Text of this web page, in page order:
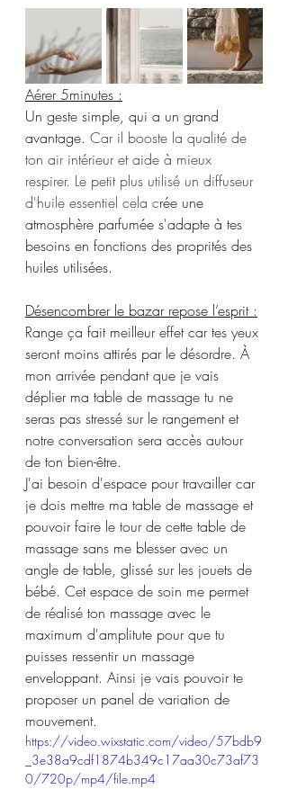
Aérer 5minutes :
Un geste simple, qui a un grand
avantage. Car il booste la qualité de
ton air intérieur et aide à mieux
respirer. Le petit plus utilisé un diffuseur
d'huile essentiel cela crée une
atmosphère parfumée s'adapte à tes
besoins en fonctions des proprités des
huiles utilisées.
Désencombrer le bazar repose l’esprit :
Range ça fait meilleur effet car tes yeux
seront moins attirés par le désordre. À
mon arrivée pendant que je vais
déplier ma table de massage tu ne
seras pas stressé sur le rangement et
notre conversation sera accès autour
de ton bien-être.
J'ai besoin d'espace pour travailler car
je dois mettre ma table de massage et
pouvoir faire le tour de cette table de
massage sans me blesser avec un
angle de table, glissé sur les jouets de
bébé. Cet espace de soin me permet
de réalisé ton massage avec le
maximum d'amplitute pour que tu
puisses ressentir un massage
enveloppant. Ainsi je vais pouvoir te
proposer un panel de variation de
mouvement.
https://video.wixstatic.com/video/57bdb9
_3e38a9cdf1874b349c17aa30c73af73
0/720p/mp4/file.mp4